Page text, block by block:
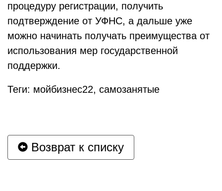
процедуру регистрации, получить
подтверждение от УФНС, а дальше уже
можно начинать получать преимущества от
использования мер государственной
поддержки.
Теги: мойбизнес22, самозанятые
Возврат к списку